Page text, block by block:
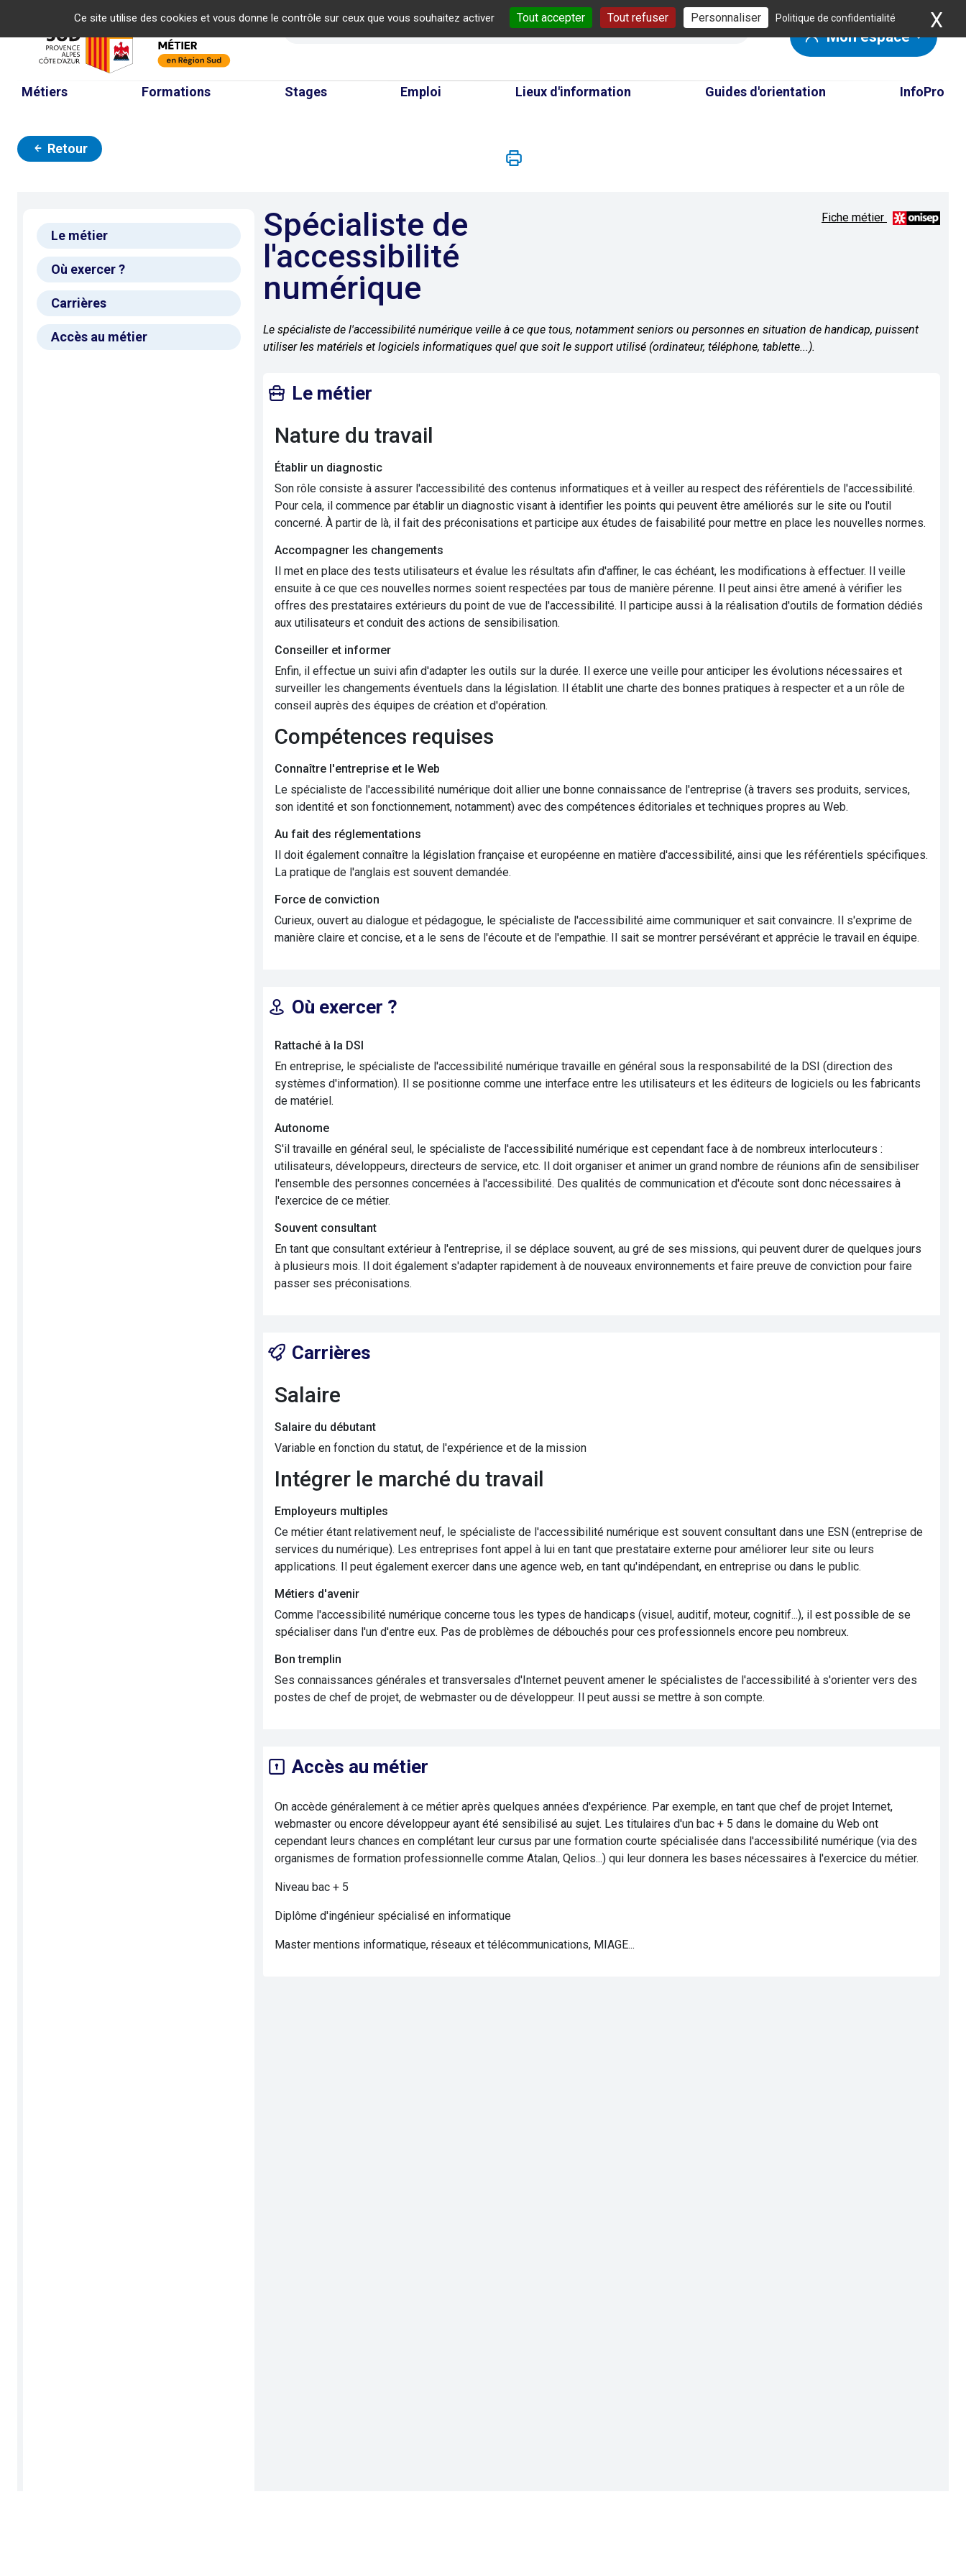
Ce site utilise des cookies et vous donne le contrôle sur ceux que vous souhaitez activer Tout accepter Tout refuser Personnaliser Politique de confidentialité X
Mon espace
Métiers Formations Stages Emploi Lieux d'information Guides d'orientation InfoPro
Retour
Le métier
Où exercer ?
Carrières
Accès au métier
Spécialiste de
l'accessibilité
numérique
Fiche métier
Le spécialiste de l'accessibilité numérique veille à ce que tous, notamment seniors ou personnes en situation de handicap, puissent
utiliser les matériels et logiciels informatiques quel que soit le support utilisé (ordinateur, téléphone, tablette...).
Le métier
Nature du travail
Établir un diagnostic
Son rôle consiste à assurer l'accessibilité des contenus informatiques et à veiller au respect des référentiels de l'accessibilité.
Pour cela, il commence par établir un diagnostic visant à identifier les points qui peuvent être améliorés sur le site ou l'outil
concerné. À partir de là, il fait des préconisations et participe aux études de faisabilité pour mettre en place les nouvelles normes.
Accompagner les changements
Il met en place des tests utilisateurs et évalue les résultats afin d'affiner, le cas échéant, les modifications à effectuer. Il veille
ensuite à ce que ces nouvelles normes soient respectées par tous de manière pérenne. Il peut ainsi être amené à vérifier les
offres des prestataires extérieurs du point de vue de l'accessibilité. Il participe aussi à la réalisation d'outils de formation dédiés
aux utilisateurs et conduit des actions de sensibilisation.
Conseiller et informer
Enfin, il effectue un suivi afin d'adapter les outils sur la durée. Il exerce une veille pour anticiper les évolutions nécessaires et
surveiller les changements éventuels dans la législation. Il établit une charte des bonnes pratiques à respecter et a un rôle de
conseil auprès des équipes de création et d'opération.
Compétences requises
Connaître l'entreprise et le Web
Le spécialiste de l'accessibilité numérique doit allier une bonne connaissance de l'entreprise (à travers ses produits, services,
son identité et son fonctionnement, notamment) avec des compétences éditoriales et techniques propres au Web.
Au fait des réglementations
Il doit également connaître la législation française et européenne en matière d'accessibilité, ainsi que les référentiels spécifiques.
La pratique de l'anglais est souvent demandée.
Force de conviction
Curieux, ouvert au dialogue et pédagogue, le spécialiste de l'accessibilité aime communiquer et sait convaincre. Il s'exprime de
manière claire et concise, et a le sens de l'écoute et de l'empathie. Il sait se montrer persévérant et apprécie le travail en équipe.
Où exercer ?
Rattaché à la DSI
En entreprise, le spécialiste de l'accessibilité numérique travaille en général sous la responsabilité de la DSI (direction des
systèmes d'information). Il se positionne comme une interface entre les utilisateurs et les éditeurs de logiciels ou les fabricants
de matériel.
Autonome
S'il travaille en général seul, le spécialiste de l'accessibilité numérique est cependant face à de nombreux interlocuteurs :
utilisateurs, développeurs, directeurs de service, etc. Il doit organiser et animer un grand nombre de réunions afin de sensibiliser
l'ensemble des personnes concernées à l'accessibilité. Des qualités de communication et d'écoute sont donc nécessaires à
l'exercice de ce métier.
Souvent consultant
En tant que consultant extérieur à l'entreprise, il se déplace souvent, au gré de ses missions, qui peuvent durer de quelques jours
à plusieurs mois. Il doit également s'adapter rapidement à de nouveaux environnements et faire preuve de conviction pour faire
passer ses préconisations.
Carrières
Salaire
Salaire du débutant
Variable en fonction du statut, de l'expérience et de la mission
Intégrer le marché du travail
Employeurs multiples
Ce métier étant relativement neuf, le spécialiste de l'accessibilité numérique est souvent consultant dans une ESN (entreprise de
services du numérique). Les entreprises font appel à lui en tant que prestataire externe pour améliorer leur site ou leurs
applications. Il peut également exercer dans une agence web, en tant qu'indépendant, en entreprise ou dans le public.
Métiers d'avenir
Comme l'accessibilité numérique concerne tous les types de handicaps (visuel, auditif, moteur, cognitif...), il est possible de se
spécialiser dans l'un d'entre eux. Pas de problèmes de débouchés pour ces professionnels encore peu nombreux.
Bon tremplin
Ses connaissances générales et transversales d'Internet peuvent amener le spécialistes de l'accessibilité à s'orienter vers des
postes de chef de projet, de webmaster ou de développeur. Il peut aussi se mettre à son compte.
Accès au métier
On accède généralement à ce métier après quelques années d'expérience. Par exemple, en tant que chef de projet Internet,
webmaster ou encore développeur ayant été sensibilisé au sujet. Les titulaires d'un bac + 5 dans le domaine du Web ont
cependant leurs chances en complétant leur cursus par une formation courte spécialisée dans l'accessibilité numérique (via des
organismes de formation professionnelle comme Atalan, Qelios...) qui leur donnera les bases nécessaires à l'exercice du métier.
Niveau bac + 5
Diplôme d'ingénieur spécialisé en informatique
Master mentions informatique, réseaux et télécommunications, MIAGE...